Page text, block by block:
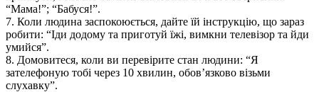
“Мама!”; “Бабуся!”.
7. Коли людина заспокоюється, дайте їй інструкцію, що зараз
робити: “Іди додому та приготуй їжі, вимкни телевізор та йди
умийся”.
8. Домовитеся, коли ви перевірите стан людини: “Я
зателефоную тобі через 10 хвилин, обов’язково візьми
слухавку”.